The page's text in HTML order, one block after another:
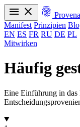
menu close fingerprint
Manifest Prinzipien
EN ES FR RU DE PL
Mitwirken
EN ES FR RU
Häufig
Eine Einführung in das